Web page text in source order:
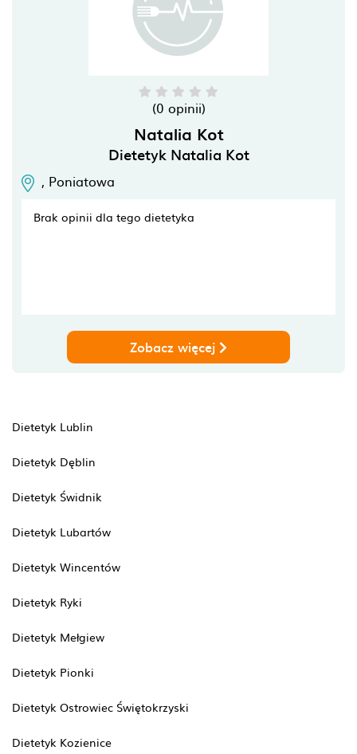
(0 opinii)
Natalia Kot
Dietetyk Natalia Kot
, Poniatowa
Brak opinii dla tego dietetyka
Zobacz więcej
Dietetyk Lublin
Dietetyk Dęblin
Dietetyk Świdnik
Dietetyk Lubartów
Dietetyk Wincentów
Dietetyk Ryki
Dietetyk Mełgiew
Dietetyk Pionki
Dietetyk Ostrowiec Świętokrzyski
Dietetyk Kozienice